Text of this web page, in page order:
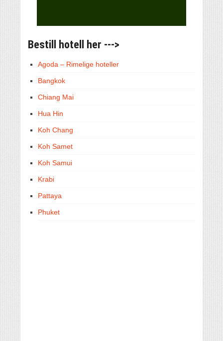
Bestill hotell her --->
Agoda – Rimelige hoteller
Bangkok
Chiang Mai
Hua Hin
Koh Chang
Koh Samet
Koh Samui
Krabi
Pattaya
Phuket